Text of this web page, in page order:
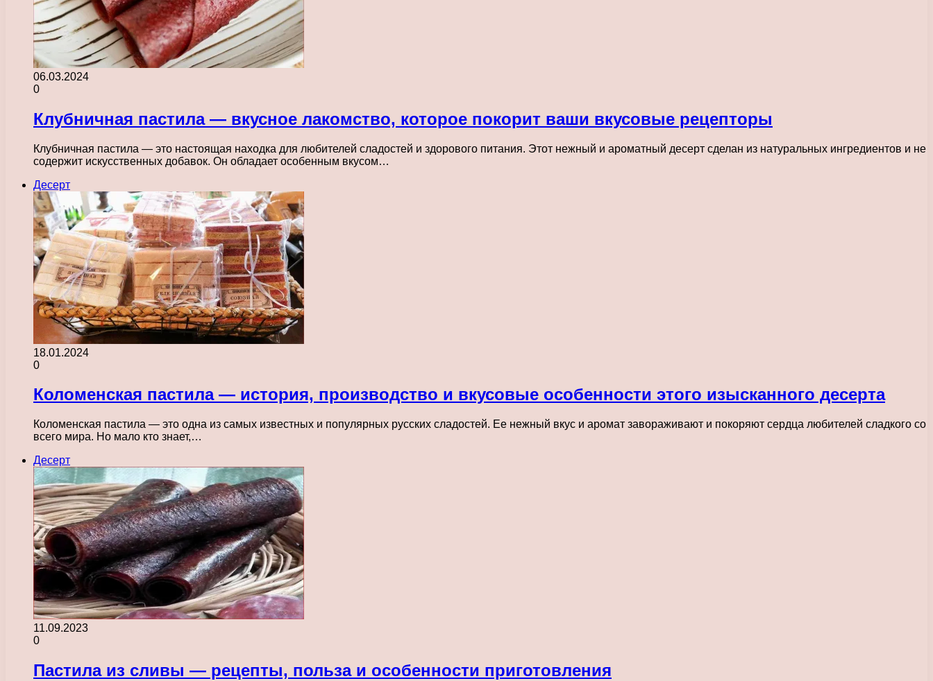
06.03.2024
0
Клубничная пастила — вкусное лакомство, которое покорит ваши вкусовые рецепторы
Клубничная пастила — это настоящая находка для любителей сладостей и здорового питания. Этот нежный и ароматный десерт сделан из натуральных ингредиентов и не
содержит искусственных добавок. Он обладает особенным вкусом…
Десерт
18.01.2024
0
Коломенская пастила — история, производство и вкусовые особенности этого изысканного десерта
Коломенская пастила — это одна из самых известных и популярных русских сладостей. Ее нежный вкус и аромат завораживают и покоряют сердца любителей сладкого со
всего мира. Но мало кто знает,…
Десерт
11.09.2023
0
Пастила из сливы — рецепты, польза и особенности приготовления